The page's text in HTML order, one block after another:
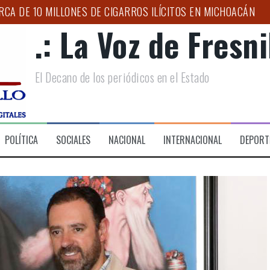
DE 10 MILLONES DE CIGARROS ILÍCITOS EN MICHOACÁN
A ZACATECAS EN LA ESTRATEGIA NACIONAL CONTRA EL
PARA NIÑAS, NIÑOS Y ADOLESCENTES
A FAMILIAS EN LAS LADRILLERAS
DE MOTOCICLISMO 2026 “LA ORIGINAL”, EN SU XXV
TEMPORALES PARA GARANTIZAR MOVILIDAD DIGNA EN
.: La Voz de
El Decano de los periódicos en el Estado
POLÍTICA SOCIALES NACIONAL INTERNACIONAL